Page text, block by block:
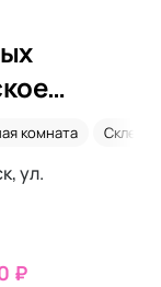
комната Склероз
ул.
₽